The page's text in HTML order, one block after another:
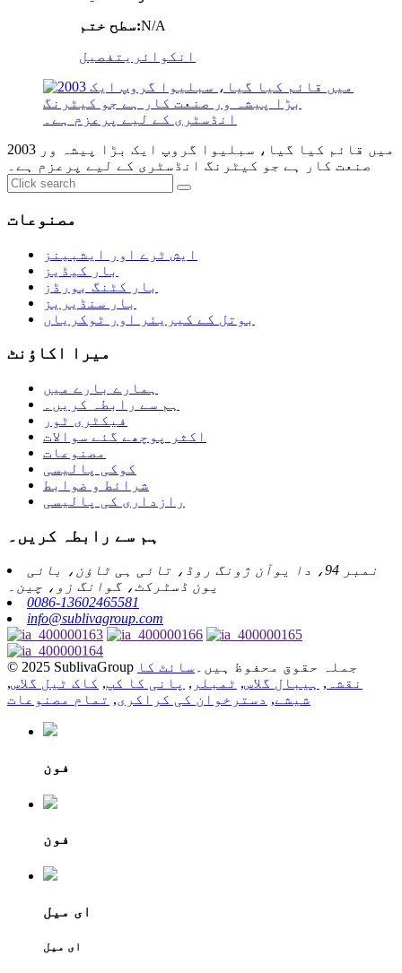
سطح ختم:N/A
انکوائری تفصیل
2003 میں قائم کیا گیا، سبلیوا گروپ ایک بڑا پیشہ ور
صنعت کار ہے جو کیٹرنگ انڈسٹری کے لیے پرعزم ہے۔
مصنوعات
ایش ٹرے اور ایشبینز
بار کیڈیز
بار کٹنگ بورڈز
بار سنڈیریز
بوتل کے کیریئر اور ٹوکریاں
میرا اکاؤنٹ
ہمارے بارے میں
ہم سے رابطہ کریں۔
فیکٹری ٹور
اکثر پوچھے گئے سوالات
مصنوعات
کوکی پالیسی
شرائط و ضوابط
رازداری کی پالیسی
ہم سے رابطہ کریں۔
نمبر 94، دا یوآن ژونگ روڈ، تائی ہی ٹاؤن، بائی
یون ڈسٹرکٹ، گوانگ زو، چین۔
0086-13602465581
info@sublivagroup.com
© 2025 SublivaGroup جملہ حقوق محفوظ ہیں۔ سائٹ کا
نقشہ , ہیبال گلاس, ٹمبلر , پانی کا کپ, کاک ٹیل گلاس,
شیشے, دسترخوان کی کراکری, تمام مصنوعات
فون
فون
ای میل
ای میل